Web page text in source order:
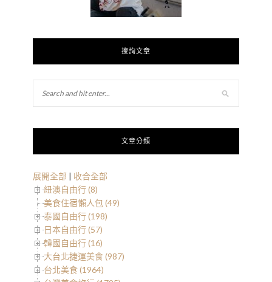
搜詢文章
文章分類
展開全部 | 收合全部
紐澳自由行 (8)
美食住宿懶人包 (49)
泰國自由行 (198)
日本自由行 (57)
韓國自由行 (16)
大台北捷運美食 (987)
台北美食 (1964)